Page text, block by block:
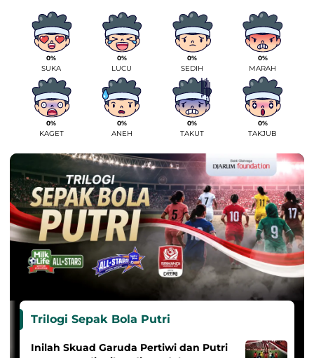
0%
SUKA
0%
LUCU
0%
SEDIH
0%
MARAH
0%
KAGET
0%
ANEH
0%
TAKUT
0%
TAKJUB
Trilogi Sepak Bola Putri
Inilah Skuad Garuda Pertiwi dan Putri